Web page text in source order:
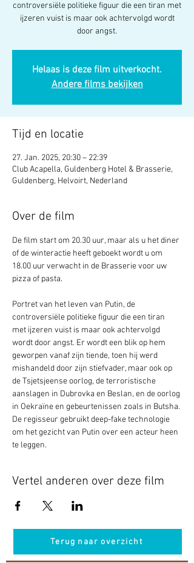
controversiële politieke figuur die een tiran met
ijzeren vuist is maar ook achtervolgd wordt
door angst.
Helaas is deze film uitverkocht.
Andere films bekijken
Tijd en locatie
27. Jan. 2025, 20:30 – 22:39
Club Acapella, Guldenberg Hotel & Brasserie,
Guldenberg, Helvoirt, Nederland
Over de film
De film start om 20.30 uur, maar als u het diner
of de winteractie heeft geboekt wordt u om
18.00 uur verwacht in de Brasserie voor uw
pizza of pasta.
Portret van het leven van Putin, de
controversiële politieke figuur die een tiran
met ijzeren vuist is maar ook achtervolgd
wordt door angst. Er wordt een blik op hem
geworpen vanaf zijn tiende, toen hij werd
mishandeld door zijn stiefvader, maar ook op
de Tsjetsjeense oorlog, de terroristische
aanslagen in Dubrovka en Beslan, en de oorlog
in Oekraïne en gebeurtenissen zoals in Butsha.
De regisseur gebruikt deep-fake technologie
om het gezicht van Putin over een acteur heen
te leggen.
Vertel anderen over deze film
Terug naar overzicht